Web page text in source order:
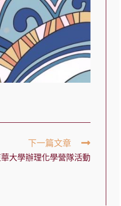
下一篇文章
華大學辦理化學營隊活動